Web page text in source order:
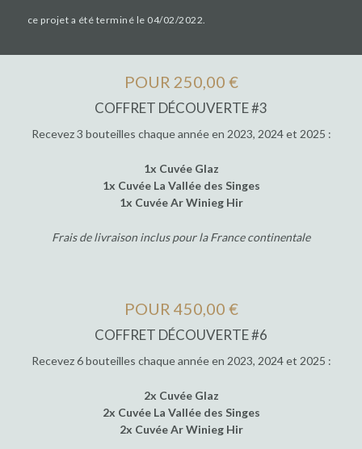
ce projet a été terminé le 04/02/2022.
POUR 250,00 €
COFFRET DÉCOUVERTE #3
Recevez 3 bouteilles chaque année en 2023, 2024 et 2025 :
1x Cuvée Glaz
1x Cuvée La Vallée des Singes
1x Cuvée Ar Winieg Hir
Frais de livraison inclus pour la France continentale
POUR 450,00 €
COFFRET DÉCOUVERTE #6
Recevez 6 bouteilles chaque année en 2023, 2024 et 2025 :
2x Cuvée Glaz
2x Cuvée La Vallée des Singes
2x Cuvée Ar Winieg Hir